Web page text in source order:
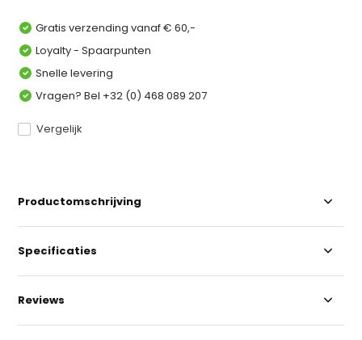
Gratis verzending vanaf € 60,-
Loyalty - Spaarpunten
Snelle levering
Vragen? Bel +32 (0) 468 089 207
Vergelijk
Productomschrijving
Specificaties
Reviews